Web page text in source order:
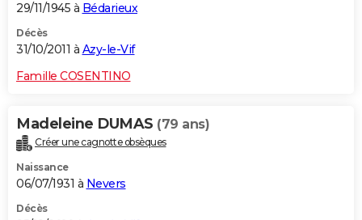
29/11/1945 à Bédarieux
Décès
31/10/2011 à Azy-le-Vif
Famille COSENTINO
Madeleine DUMAS (79 ans)
Créer une cagnotte obsèques
Naissance
06/07/1931 à Nevers
Décès